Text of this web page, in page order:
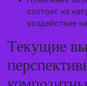
состоят из
воздействие
Текущие